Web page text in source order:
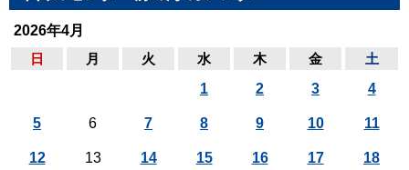
2026年4月
日
月 火 水 木 金 土
1 2 3 4
5 6 7 8 9 10 11
12 13 14 15 16 17 18